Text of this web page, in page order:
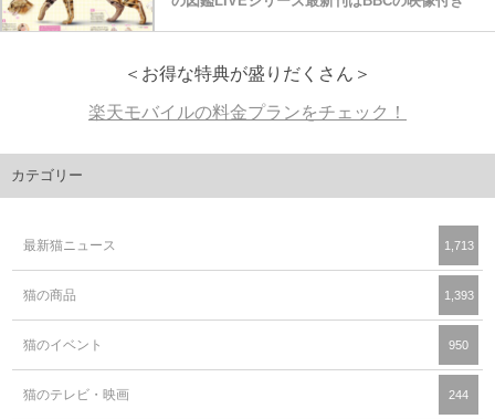
＜お得な特典が盛りだくさん＞
楽天モバイルの料金プランをチェック！
カテゴリー
最新猫ニュース 1,713
猫の商品 1,393
猫のイベント 950
猫のテレビ・映画 244